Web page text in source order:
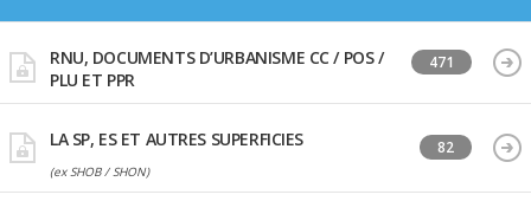
RNU, DOCUMENTS D’URBANISME CC / POS /
PLU ET PPR
471
LA SP, ES ET AUTRES SUPERFICIES
(ex SHOB / SHON)
82